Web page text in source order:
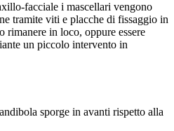
facciale i mascellari vengono
tramite viti e placche di fissaggio in
rimanere in loco, oppure essere
un piccolo intervento in
sporge in avanti rispetto alla